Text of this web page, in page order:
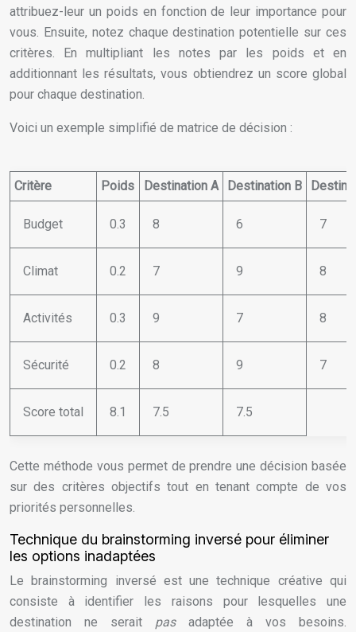
attribuez-leur un poids en fonction de leur importance pour
vous. Ensuite, notez chaque destination potentielle sur ces
critères. En multipliant les notes par les poids et en
additionnant les résultats, vous obtiendrez un score global
pour chaque destination.
Voici un exemple simplifié de matrice de décision :
Critère Poids Destination A Destination B
Budget 0.3 8 6 7
Climat 0.2 7 9 8
Activités 0.3 9 7 8
Sécurité 0.2 8 9 7
Score total 8.1 7.5 7.5
Cette méthode vous permet de prendre une décision basée
sur des critères objectifs tout en tenant compte de vos
priorités personnelles.
Technique du brainstorming inversé pour éliminer
les options inadaptées
Le brainstorming inversé est une technique créative qui
consiste à identifier les raisons pour lesquelles une
destination ne serait pas adaptée à vos besoins.